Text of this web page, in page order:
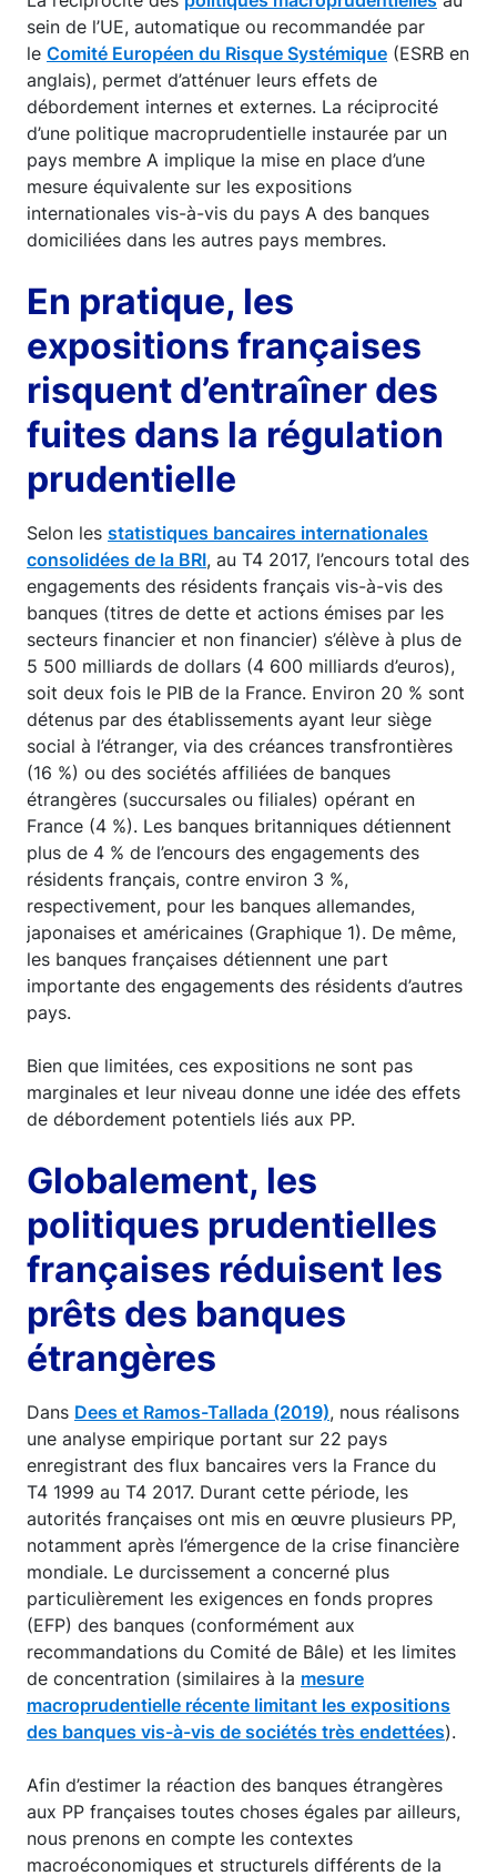
sein de l’UE, automatique ou recommandée par
le Comité Européen du Risque Systémique (ESRB en
anglais), permet d’atténuer leurs effets de
débordement internes et externes. La réciprocité
d’une politique macroprudentielle instaurée par un
pays membre A implique la mise en place d’une
mesure équivalente sur les expositions
internationales vis-à-vis du pays A des banques
domiciliées dans les autres pays membres.
En pratique, les
expositions françaises
risquent d’entraîner des
fuites dans la régulation
prudentielle
Selon les statistiques bancaires internationales
consolidées de la BRI, au T4 2017, l’encours total des
engagements des résidents français vis-à-vis des
banques (titres de dette et actions émises par les
secteurs financier et non financier) s’élève à plus de
5 500 milliards de dollars (4 600 milliards d’euros),
soit deux fois le PIB de la France. Environ 20 % sont
détenus par des établissements ayant leur siège
social à l’étranger, via des créances transfrontières
(16 %) ou des sociétés affiliées de banques
étrangères (succursales ou filiales) opérant en
France (4 %). Les banques britanniques détiennent
plus de 4 % de l’encours des engagements des
résidents français, contre environ 3 %,
respectivement, pour les banques allemandes,
japonaises et américaines (Graphique 1). De même,
les banques françaises détiennent une part
importante des engagements des résidents d’autres
pays.
Bien que limitées, ces expositions ne sont pas
marginales et leur niveau donne une idée des effets
de débordement potentiels liés aux PP.
Globalement, les
politiques prudentielles
françaises réduisent les
prêts des banques
étrangères
Dans Dees et Ramos-Tallada (2019), nous réalisons
une analyse empirique portant sur 22 pays
enregistrant des flux bancaires vers la France du
T4 1999 au T4 2017. Durant cette période, les
autorités françaises ont mis en œuvre plusieurs PP,
notamment après l’émergence de la crise financière
mondiale. Le durcissement a concerné plus
particulièrement les exigences en fonds propres
(EFP) des banques (conformément aux
recommandations du Comité de Bâle) et les limites
de concentration (similaires à la mesure
macroprudentielle récente limitant les expositions
des banques vis-à-vis de sociétés très endettées).
Afin d’estimer la réaction des banques étrangères
aux PP françaises toutes choses égales par ailleurs,
nous prenons en compte les contextes
macroéconomiques et structurels différents de la